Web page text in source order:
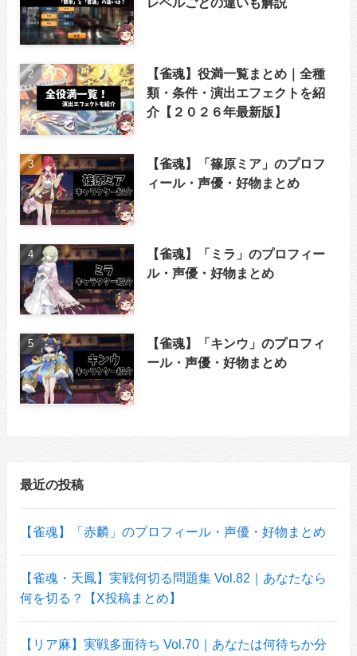
【雀魂】役満一覧まとめ｜全種
類・条件・演出エフェクトを紹
介【２０２６年最新版】
【雀魂】「篠原ミア」のプロフ
ィール・声優・好物まとめ
【雀魂】「ミラ」のプロフィー
ル・声優・好物まとめ
【雀魂】「キンウ」のプロフィ
ール・声優・好物まとめ
最近の投稿
【雀魂】「赤麟」のプロフィール・声優・好物まとめ
【雀魂・天鳳】実戦何切る問題集 Vol.82｜あなたなら
何を切る？【X投稿まとめ】
【リア麻】実戦多面待ち Vol.70｜あなたは何待ちか分